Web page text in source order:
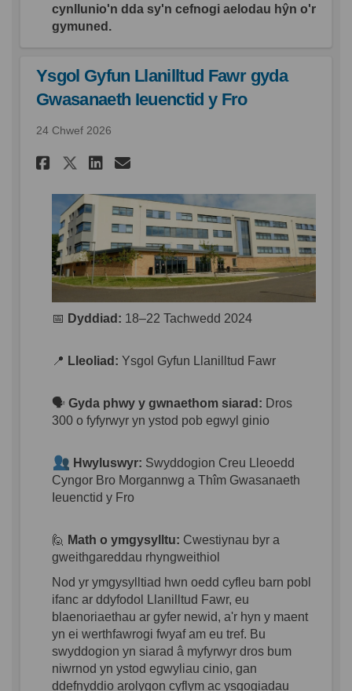
cynllunio'n dda sy'n cefnogi aelodau hŷn o'r
gymuned.
Ysgol Gyfun Llanilltud Fawr gyda
Gwasanaeth Ieuenctid y Fro
24 Chwef 2026
Rhannu Ysgol Gyfun
Rhannu Ysgol Gyfun
Rhannu Ysgol Gyfun
E-bost Ysgol Gyfun
📅 Dyddiad: 18–22 Tachwedd 2024
📍 Lleoliad: Ysgol Gyfun Llanilltud Fawr
🗣️ Gyda phwy y gwnaethom siarad: Dros
300 o fyfyrwyr yn ystod pob egwyl ginio
Hwyluswyr: Swyddogion Creu Lleoedd
Cyngor Bro Morgannwg a Thîm Gwasanaeth
Ieuenctid y Fro
🙋 Math o ymgysylltu: Cwestiynau byr a
gweithgareddau rhyngweithiol
Nod yr ymgysylltiad hwn oedd cyfleu barn pobl
ifanc ar ddyfodol Llanilltud Fawr, eu
blaenoriaethau ar gyfer newid, a'r hyn y maent
yn ei werthfawrogi fwyaf am eu tref. Bu
swyddogion yn siarad â myfyrwyr dros bum
niwrnod yn ystod egwyliau cinio, gan
ddefnyddio arolygon cyflym ac ysgogiadau